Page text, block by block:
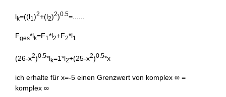
lk=((l1 )2+(l2)2)0.5=......
Fges*lk=F1 *l2+F2*l1
(26-x2)0.5*lk=1*l2+(25-x2)0.5*x
ich erhalte für x=-5 einen Grenzwert von komplex ∞ =
komplex ∞